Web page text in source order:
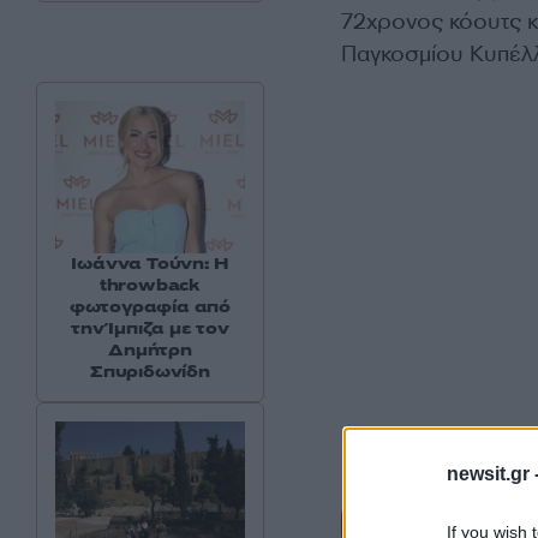
newsit.gr
If you wish
72χρονος κόουτς
Παγκοσμίου
Ιωάννα Τούνη: Η
throwback
φωτογραφία από
την Ίμπιζα με τον
Δημήτρη
Σπυριδωνίδη